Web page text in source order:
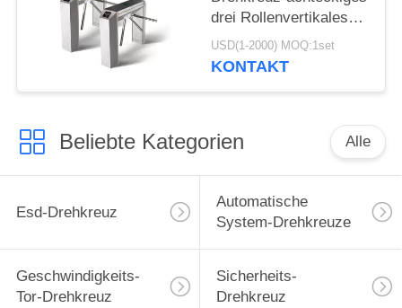
drei Rollenvertikales
Stativ-Drehkreuz
USD(1-2000) MOQ:1set
KONTAKT
Beliebte Kategorien Alle
Esd-Drehkreuz
Automatische
System-Drehkreuze
Geschwindigkeits-
Tor-Drehkreuz
Sicherheits-
Drehkreuz